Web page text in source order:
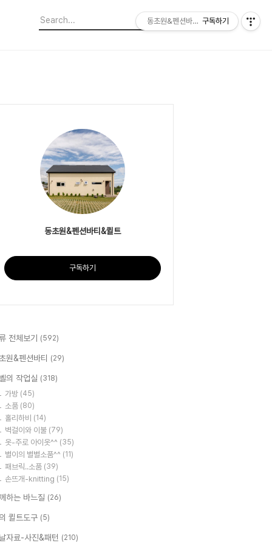
동초원&펜션바티&퀼트
구독하기
전체보기 (592)
원&펜션바티 (29)
의 작업실 (318)
가방 (45)
소품 (80)
홀리하비 (14)
벽걸이와 이불 (79)
옷-주로 아이옷^^ (35)
별이의 별별소품^^ (11)
패브릭..소품 (39)
손뜨개-knitting (15)
하는 바느질 (26)
퀼트도구 (5)
자료-사진&패턴 (210)
동초원&펜션바티&퀼트
구독하기